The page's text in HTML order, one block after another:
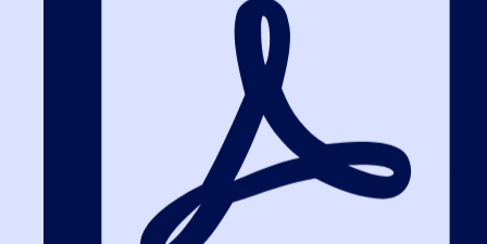
понимание логики закона и нюансов правоприменения дают
только структурированные программы с обратной связью от
практиков. Самоучки часто допускают типовые ошибки,
3. Что лучше: диплом о
переподготовке или
удостоверение о повышении
квалификации?